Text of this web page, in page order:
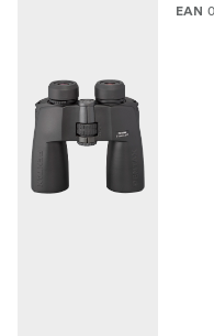
EAN